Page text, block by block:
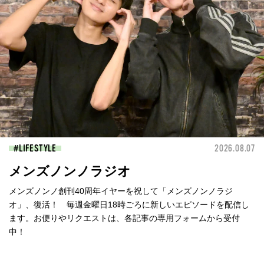
LIFESTYLE 2026.08.07
メンズノンノラジオ
メンズノンノ創刊40周年イヤーを祝して「メンズノンノラジ
オ」、復活！ 毎週金曜日18時ごろに新しいエピソードを配信し
ます。お便りやリクエストは、各記事の専用フォームから受付
中！